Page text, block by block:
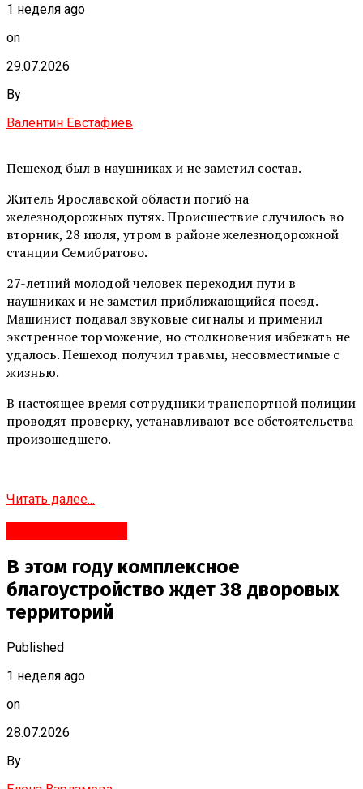
1 неделя ago
on
29.07.2026
By
Валентин Евстафиев
Пешеход был в наушниках и не заметил состав.
Житель Ярославской области погиб на
железнодорожных путях. Происшествие случилось во
вторник, 28 июля, утром в районе железнодорожной
станции Семибратово.
27-летний молодой человек переходил пути в
наушниках и не заметил приближающийся поезд.
Машинист подавал звуковые сигналы и применил
экстренное торможение, но столкновения избежать не
удалось. Пешеход получил травмы, несовместимые с
жизнью.
В настоящее время сотрудники транспортной полиции
проводят проверку, устанавливают все обстоятельства
произошедшего.
Читать далее...
В этом году комплексное
благоустройство ждет 38 дворовых
территорий
Published
1 неделя ago
on
28.07.2026
By